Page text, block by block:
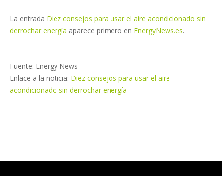
La entrada Diez consejos para usar el aire acondicionado sin
derrochar energía aparece primero en EnergyNews.es.
Fuente: Energy News
Enlace a la noticia: Diez consejos para usar el aire
acondicionado sin derrochar energía